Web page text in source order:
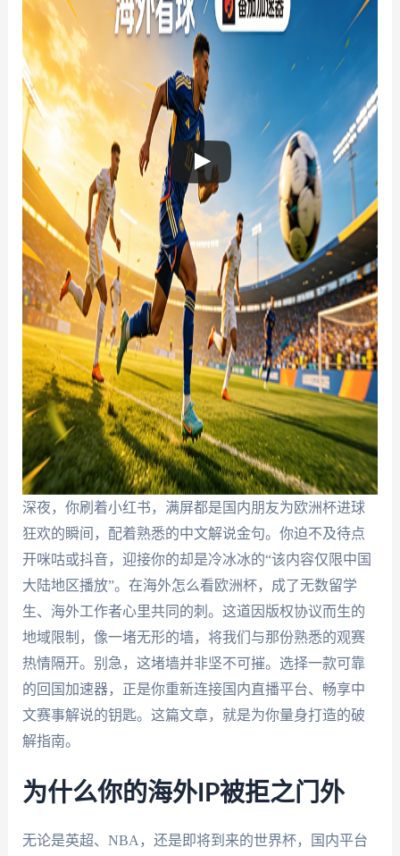
深夜，你刷着小红书，满屏都是国内朋友为欧洲杯进球
狂欢的瞬间，配着熟悉的中文解说金句。你迫不及待点
开咪咕或抖音，迎接你的却是冷冰冰的“该内容仅限中国
大陆地区播放”。在海外怎么看欧洲杯，成了无数留学
生、海外工作者心里共同的刺。这道因版权协议而生的
地域限制，像一堵无形的墙，将我们与那份熟悉的观赛
热情隔开。别急，这堵墙并非坚不可摧。选择一款可靠
的回国加速器，正是你重新连接国内直播平台、畅享中
文赛事解说的钥匙。这篇文章，就是为你量身打造的破
解指南。
为什么你的海外IP被拒之门外
无论是英超、NBA，还是即将到来的世界杯，国内平台